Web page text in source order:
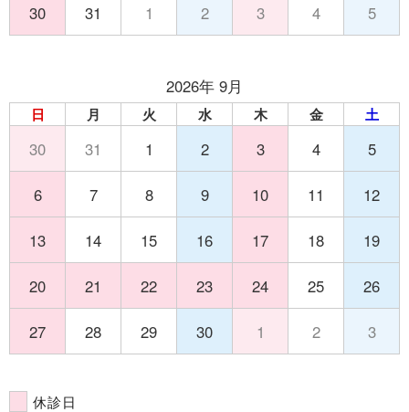
30 31 1 2 3 4 5
2026年 9月
日 月 火 水 木 金 土
30 31 1 2 3 4 5
6 7 8 9 10 11 12
13 14 15 16 17 18 19
20 21 22 23 24 25 26
27 28 29 30 1 2 3
休診日